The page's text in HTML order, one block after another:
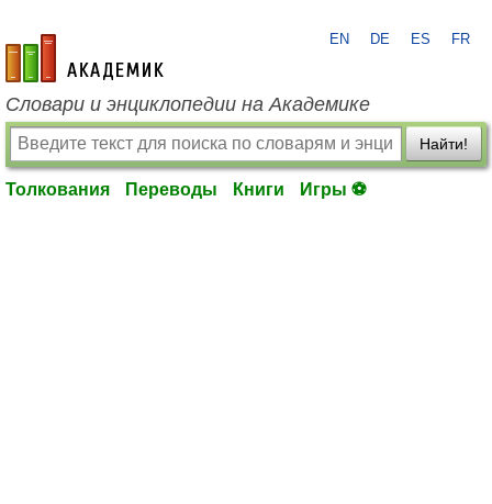
academic.ru
EN DE ES FR
Словари и энциклопедии на Академике
Найти!
Толкования Переводы Книги Игры ⚽